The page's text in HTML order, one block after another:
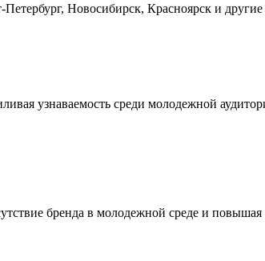
Новосибирск, Красноярск и
узнаваемость среди молодежной
бренда в молодежной среде и повышая